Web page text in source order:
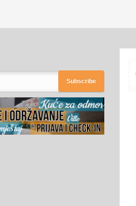
Subscribe